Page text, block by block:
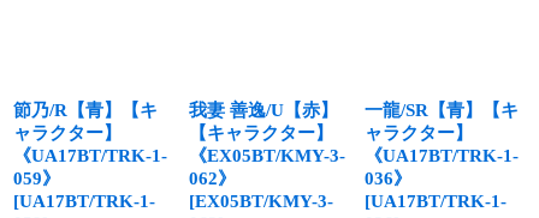
節乃/R【青】【キ
ャラクター】
《UA17BT/TRK-1-
059》
[UA17BT/TRK-1-
我妻 善逸/U【赤】
【キャラクター】
《EX05BT/KMY-3-
062》
[EX05BT/KMY-3-
一龍/SR【青】【キ
ャラクター】
《UA17BT/TRK-1-
036》
[UA17BT/TRK-1-